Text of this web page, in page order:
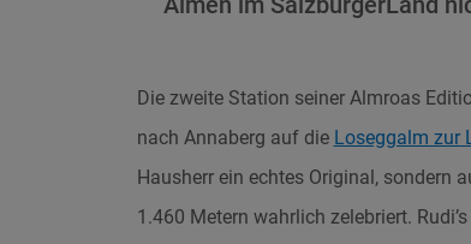
Die zweite Station seiner Almroas
nach Annaberg auf die Loseggalm zur
Hausherr ein echtes Original, sondern
1.460 Metern wahrlich zelebriert.